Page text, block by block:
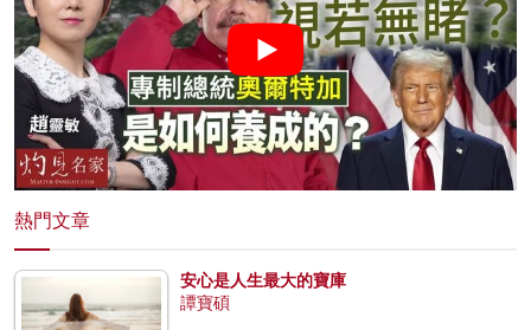
熱門文章
安心是人生最大的寶庫
譚寶碩